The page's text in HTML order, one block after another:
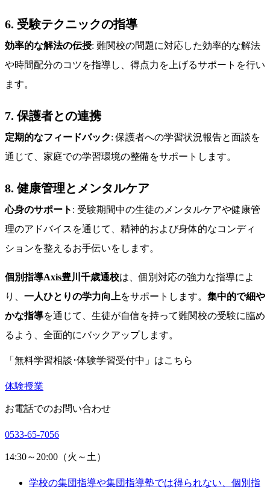
6. 受験テクニックの指導
効率的な解法の伝授: 難関校の問題に対応した効率的な解法
や時間配分のコツを指導し、得点力を上げるサポートを行い
ます。
7. 保護者との連携
定期的なフィードバック: 保護者への学習状況報告と面談を
通じて、家庭での学習環境の整備をサポートします。
8. 健康管理とメンタルケア
心身のサポート : 受験期間中の生徒のメンタルケアや健康管
理のアドバイスを通じて、精神的および身体的なコンディ
ションを整えるお手伝いをします。
個別指導Axis豊川千歳通校は、個別対応の強力な指導によ
り、 一人ひとりの学力向上をサポートします。 集中的で細や
かな指導を通じて、生徒が自信を持って難関校の受験に臨め
るよう、全面的にバックアップします。
「無料学習相談･体験学習受付中」はこちら
体験授業
お電話でのお問い合わせ
0533-65-7056
14:30～20:00（火～土）
学校の集団指導や集団指導塾では得られない、個別指